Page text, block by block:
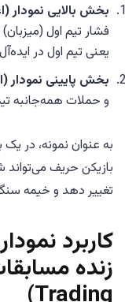
بخش بالایی نمودار
یعنی تیم اول در
بخش پایینی نمودار
و حملات همه‌جانبه
به عنوان نمونه، در
بازیکن حریف می‌تواند
تغییر دهد و خیمه
کاربرد